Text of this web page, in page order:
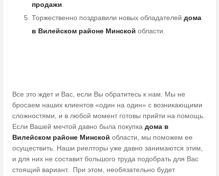
продажи
Торжественно поздравили новых обладателей дома
в Вилейском районе Минской области.
Все это ждет и Вас, если Вы обратитесь к нам. Мы не
бросаем наших клиентов «один на один» с возникающими
сложностями, и в любой момент готовы прийти на помощь.
Если Вашей мечтой давно была покупка дома в
Вилейском районе Минской области, мы поможем ее
осуществить. Наши риелторы уже давно занимаются этим,
и для них не составит большого труда подобрать для Вас
стоящий вариант. При этом, необязательно будет